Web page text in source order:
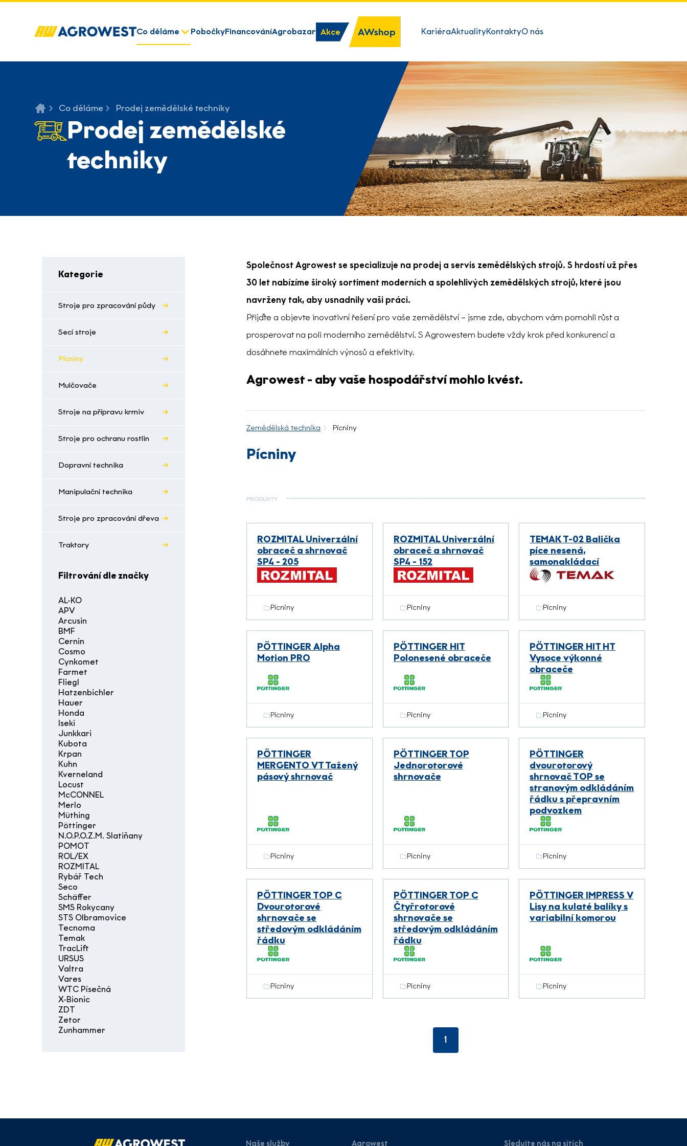
Co děláme PobočkyFinancováníAgrobazar Akce AWshop KariéraAktualityKontaktyO nás
Co děláme Prodej zemědělské techniky
Prodej zemědělské
techniky
Kategorie
Stroje pro zpracování půdy
Secí stroje
Pícniny
Mulčovače
Stroje na přípravu krmiv
Stroje pro ochranu rostlin
Dopravní technika
Manipulační technika
Stroje pro zpracování dřeva
Traktory
Filtrování dle značky
AL-KO
APV
Arcusin
BMF
Cernin
Cosmo
Cynkomet
Farmet
Fliegl
Hatzenbichler
Hauer
Honda
Iseki
Junkkari
Kubota
Krpan
Kuhn
Kverneland
Locust
McCONNEL
Merlo
Müthing
Pöttinger
N.O.P.O.Z.M. Slatiňany
POMOT
ROL/EX
ROZMITAL
Rybář Tech
Seco
Schäffer
SMS Rokycany
STS Olbramovice
Tecnoma
Temak
TracLift
URSUS
Valtra
Vares
WTC Písečná
X-Bionic
ZDT
Zetor
Zunhammer
Společnost Agrowest se specializuje na prodej a servis zemědělských strojů. S hrdostí už přes
30 let nabízíme široký sortiment moderních a spolehlivých zemědělských strojů, které jsou
navrženy tak, aby usnadnily vaši práci.
Přijďte a objevte inovativní řešení pro vaše zemědělství – jsme zde, abychom vám pomohli růst a
prosperovat na poli moderního zemědělství. S Agrowestem budete vždy krok před konkurencí a
dosáhnete maximálních výnosů a efektivity.
Agrowest - aby vaše hospodářství mohlo kvést.
Zemědělská technika Pícniny
Pícniny
PRODUKTY
ROZMITAL Univerzální
obraceč a shrnovač
SP4 - 205
Pícniny
ROZMITAL Univerzální
obraceč a shrnovač
SP4 - 152
Pícniny
TEMAK T-02 Balička
píce nesená,
samonakládací
Pícniny
PÖTTINGER Alpha
Motion PRO
Pícniny
PÖTTINGER HIT
Polonesené obraceče
Pícniny
PÖTTINGER HIT HT
Vysoce výkonné
obraceče
Pícniny
PÖTTINGER
MERGENTO VT Tažený
pásový shrnovač
Pícniny
PÖTTINGER TOP
Jednorotorové
shrnovače
Pícniny
PÖTTINGER
dvourotorový
shrnovač TOP se
stranovým odkládáním
řádku s přepravním
podvozkem
Pícniny
PÖTTINGER TOP C
Dvourotorové
shrnovače se
středovým odkládáním
řádku
Pícniny
PÖTTINGER TOP C
Čtyřrotorové
shrnovače se
středovým odkládáním
řádku
Pícniny
PÖTTINGER IMPRESS V
Lisy na kulaté balíky s
variabilní komorou
Pícniny
1
Naše služby Agrowest Sledujte nás na sítích